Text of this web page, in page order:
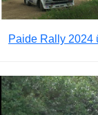
Paide Rally 2024